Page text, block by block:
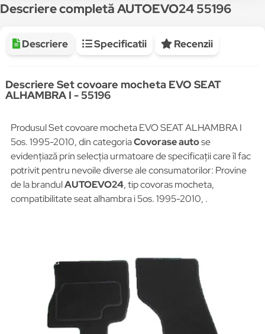
Descriere completă AUTOEVO24 55196
Descriere Specificatii Recenzii
Descriere Set covoare mocheta EVO SEAT
ALHAMBRA I - 55196
Produsul Set covoare mocheta EVO SEAT ALHAMBRA I
5os. 1995-2010, din categoriaCovorase autose
evidențiază prin selecția urmatoare de specificații care îl fac
potrivit pentru nevoile diverse ale consumatorilor: Provine
de la brandulAUTOEVO24, tip covoras mocheta,
compatibilitate seat alhambra i 5os. 1995-2010, .